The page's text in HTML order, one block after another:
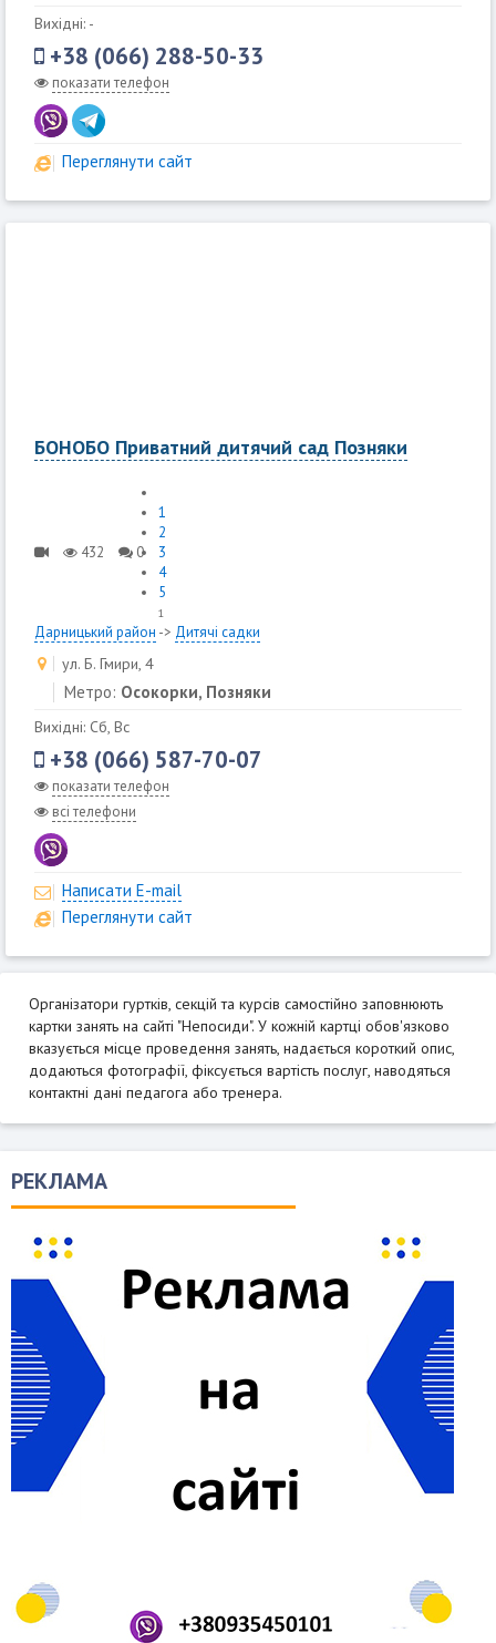
РЕКЛАМА
Вихідні: -
+38 (066) 288-50-33
показати телефон
Переглянути сайт
БОНОБО Приватний дитячий сад Позняки
432 0
1
2
3
4
5
1
Дарницький район -> Дитячі садки
ул. Б. Гмири, 4
Метро: Осокорки, Позняки
Вихідні: Сб, Вс
+38 (066) 587-70-07
показати телефон
всі телефони
Написати E-mail
Переглянути сайт
Організатори гуртків, секцій та курсів самостійно заповнюють
картки занять на сайті "Непосиди". У кожній картці обов'язково
вказується місце проведення занять, надається короткий опис,
додаються фотографії, фіксується вартість послуг, наводяться
контактні дані педагога або тренера.